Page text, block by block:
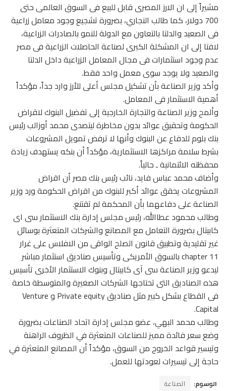
مشيراً إلى ان الارز المصرى قابل للبيع فى السوق العالمى حتى
700 دولار، كما طالب النجاري، بضرورة تشجيع وجود معامل زراعية
فى الصعيد والدلتا بالتعاون مع الدولة للنمو بالصادرات الزراعية،
لافتا إلى ان المشكلة الكبرى لصناعة الحاصلات الزراعية فى مصر
عدم وجود استثمارات فى مجال المعامل الزراعية داخل الدلتا
والصعيد ولا يوجد سوى معمل واحد فقط.
وأكد وزير الصناعة بأن تشكيل مجلس أعلى للأرز وارد جداً، مؤكداً
أهمية الاستثمار فى المعامل.
وألمح وزير الصناعة والتجارة الخارجية إلى تفضيل البنوك لاقراض
الحكومة وتحقيق عوائد بدون مخاطرة ليتصدى محمد أوزالب رئيس
بنك بلوم للدفاع عن البنوك وأنها لا ترفض تمويل المشروعات
بشرط سلامة مراكزها الاستثمارية، مؤكداً أن بنكه يستهدف زيادة
محفظته الائتمانية ـ حالياً.
وأضاف محمد عباس فايد، نائب رئيس بنك مصر أن اقراض
المشروعات يحقق عوائد أكبر للبنوك من اقراض الحكومة ورد وزير
الصناعة على دفاعهما بأن المحكمة لم تقتنع.
وطالب محمود عطاالله، رئيس مجلس إدارة بنك الاستثمار سى اى
كابيتال بضرورة التعامل مع المصانع والشركات المتعثرة بوسائل
غير تقليدية وتطبيق قانون الصلح الواقى من الافلاس على غرار
chapter 11 بالسوق الأمريكى وتأسيس صناديق استثمار مباشر
ليدعو وزير الصناعة سى آى كابيتال وبنوك الاستثمار الأخرى تأسيس
هذه الصناديق التى تحتاجها الشركات الصغيرة والمتوسطة خاصة
فى القطاع بشكل كبير مثل صناديق Private equity و Venture
Capital.
وطالب محمد البهي، عضو مجلس إدارة اتحاد الصناعات بضرورة
وضع سعر فائدة مميز للصناعات المتعثرة في الظروف الراهنة
وتيسير قواعد الخروج من السوق، مؤكداً أن المصانع المتعثرة في
حاجة إلى تيسيرات لعودتها للعمل.
الوسوم: الصناعة